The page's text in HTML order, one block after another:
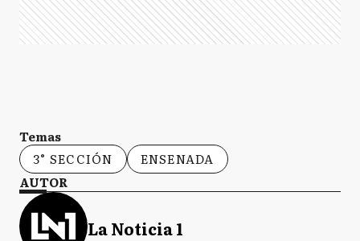
Temas
3° SECCIÓN
ENSENADA
AUTOR
La Noticia 1